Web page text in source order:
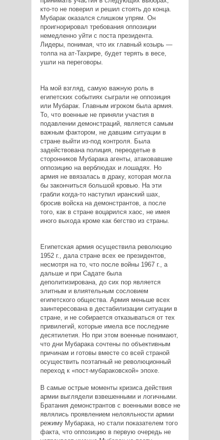
кто-то не поверил и решил стоять до конца.
Мубарак оказался слишком упрям. Он
проигнорировал требования оппозиции
немедленно уйти с поста президента.
Лидеры, понимая, что их главный козырь —
толпа на ат-Тахрире, будет терять в весе,
ушли на переговоры.
На мой взгляд, самую важную роль в
египетских событиях сыграли не оппозиция
или Мубарак. Главным игроком была армия.
То, что военные не приняли участия в
подавлении демонстраций, является самым
важным фактором, не давшим ситуации в
стране выйти из-под контроля. Была
задействована полиция, переодетые в
сторонников Мубарака агенты, атаковавшие
оппозицию на верблюдах и лошадях. Но
армия не ввязалась в драку, которая могла
бы закончиться большой кровью. На эти
грабли когда-то наступил иранский шах,
бросив войска на демонстрантов, а после
того, как в стране воцарился хаос, не имея
иного выхода кроме как бегство из страны.
Египетская армия осуществила революцию
1952 г., дала стране всех ее президентов,
несмотря на то, что после войны 1967 г., а
дальше и при Садате была
деполитизирована, до сих пор является
элитным и влиятельным сословием
египетского общества. Армия меньше всех
заинтересована в дестабилизации ситуации в
стране, и не собирается отказываться от тех
привилегий, которые имела все последние
десятилетия. Но при этом военные понимают,
что дни Мубарака сочтены по объективным
причинам и готовы вместе со всей страной
осуществить поэтапный не революционный
переход к «пост-мубараковской» эпохе.
В самые острые моменты кризиса действия
армии выглядели взвешенными и логичными.
Братания демонстрантов с военными вовсе не
являлись проявлением нелояльности армии
режиму Мубарака, но стали показателем того
факта, что оппозицию в первую очередь не